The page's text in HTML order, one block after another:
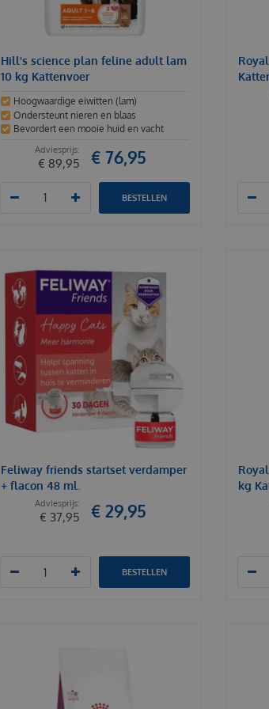
Hill's science plan feline adult lam
10 kg Kattenvoer
Hoogwaardige eiwitten (lam)
Ondersteunt nieren en blaas
Bevordert een mooie huid en vacht
€ 89,95 € 76,95
BESTELLEN
Feliway friends startset verdamper
+ flacon 48 ml.
€ 37,95 € 29,95
BESTELLEN
kg